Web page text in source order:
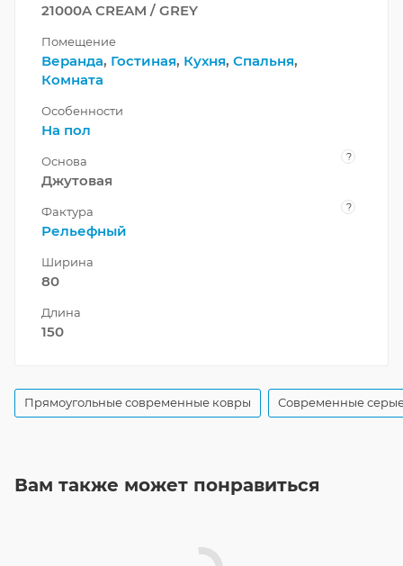
21000A CREAM / GREY
Помещение
Веранда, Гостиная, Кухня, Спальня,
Комната
Особенности
На пол
Основа ?
Джутовая
Фактура ?
Рельефный
Ширина
80
Длина
150
Прямоугольные современные ковры Современные
Вам также может понравиться